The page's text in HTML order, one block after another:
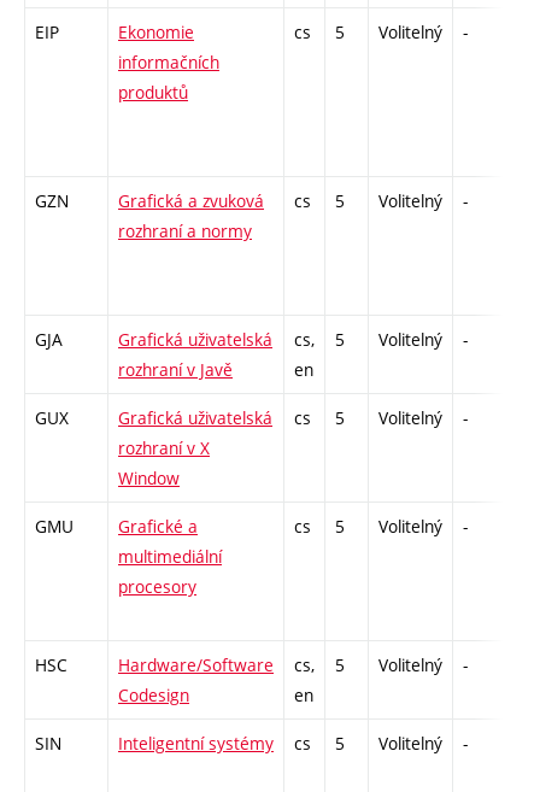
EIP
Ekonomie
informačních
produktů
cs 5 Volitelný -
GZN
Grafická a zvuková
rozhraní a normy
cs 5 Volitelný -
GJA
Grafická uživatelská
rozhraní v Javě
cs,
en
5 Volitelný -
GUX
Grafická uživatelská
rozhraní v X
Window
cs 5 Volitelný -
GMU
Grafické a
multimediální
procesory
cs 5 Volitelný -
HSC
Hardware/Software
Codesign
cs,
en
5 Volitelný -
SIN Inteligentní systémy cs 5 Volitelný -